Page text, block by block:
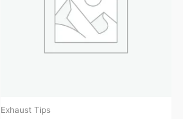
Exhaust Tips